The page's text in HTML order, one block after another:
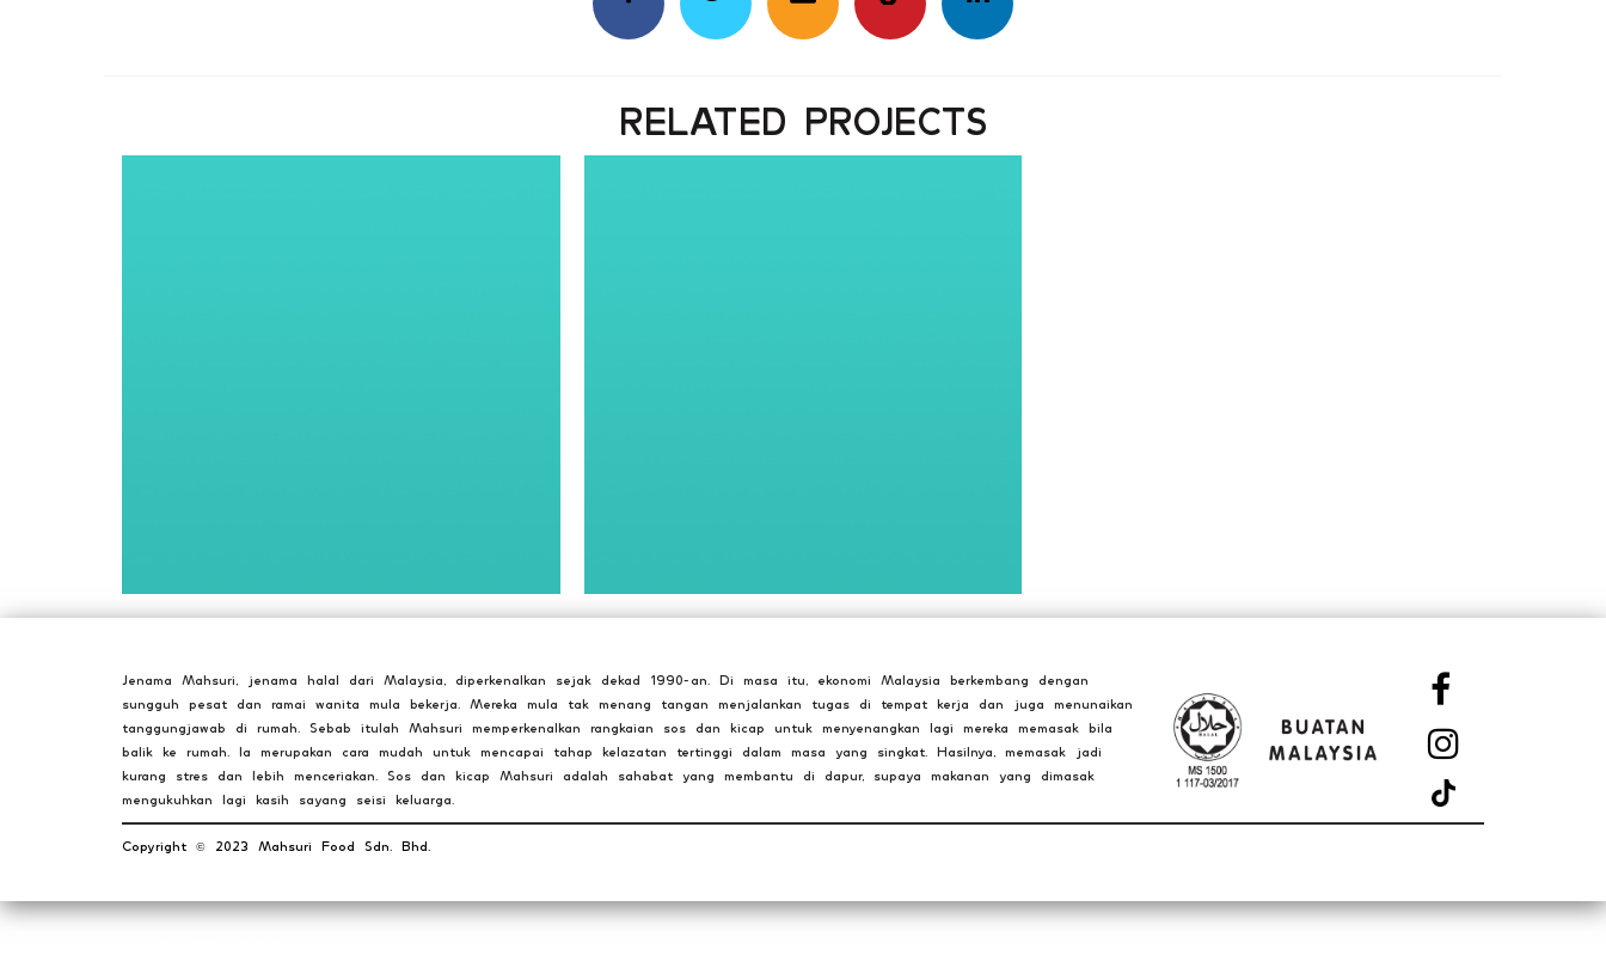
RELATED PROJECTS
Jenama Mahsuri, jenama halal dari Malaysia, diperkenalkan sejak dekad 1990-an. Di masa itu, ekonomi Malaysia berkembang dengan
sungguh pesat dan ramai wanita mula bekerja. Mereka mula tak menang tangan menjalankan tugas di tempat kerja dan juga menunaikan
tanggungjawab di rumah. Sebab itulah Mahsuri memperkenalkan rangkaian sos dan kicap untuk menyenangkan lagi mereka memasak bila
balik ke rumah. Ia merupakan cara mudah untuk mencapai tahap kelazatan tertinggi dalam masa yang singkat. Hasilnya, memasak jadi
kurang stres dan lebih menceriakan. Sos dan kicap Mahsuri adalah sahabat yang membantu di dapur, supaya makanan yang dimasak
mengukuhkan lagi kasih sayang seisi keluarga.
Copyright ©️ 2023 Mahsuri Food Sdn. Bhd.